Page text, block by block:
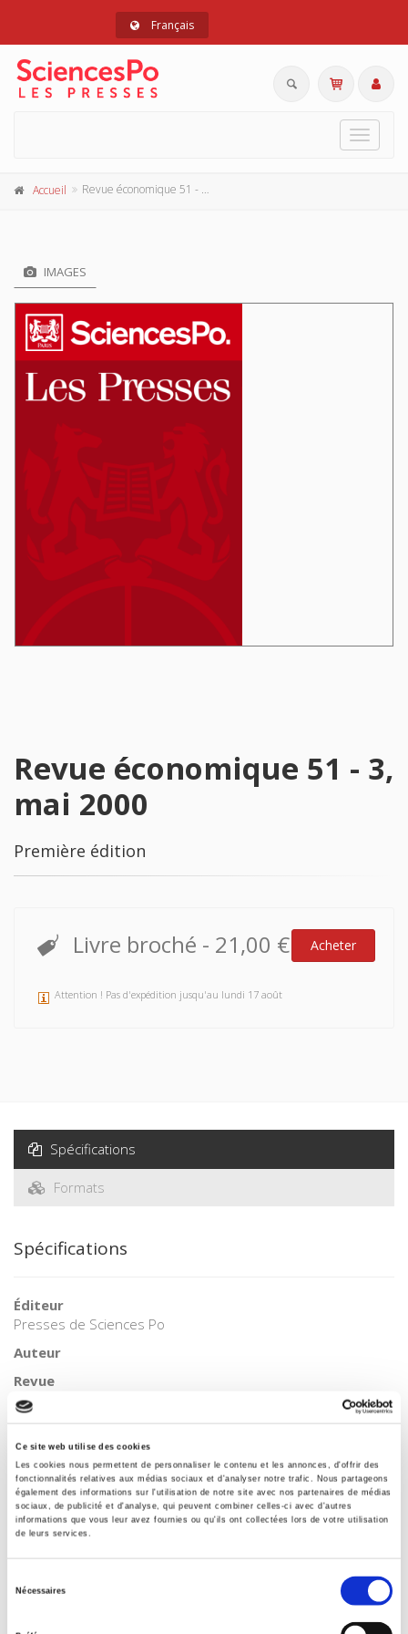
Ce site web utilise des cookies
Les cookies nous permettent de personnaliser le contenu et les annonces, d'offrir des
fonctionnalités relatives aux médias sociaux et d'analyser notre trafic. Nous partageons
également des informations sur l'utilisation de notre site avec nos partenaires de médias
sociaux, de publicité et d'analyse, qui peuvent combiner celles-ci avec d'autres
informations que vous leur avez fournies ou qu'ils ont collectées lors de votre utilisation
de leurs services.
Nécessaires
Français
Toggle
Accueil Revue économique 51 - 3, mai 2000
IMAGES
Revue économique 51 - 3,
mai 2000
Première édition
Livre broché - 21,00 € Acheter
Attention ! Pas d'expédition jusqu'au lundi 17 août
Spécifications
Formats
Spécifications
Éditeur
Presses de Sciences Po
Auteur
Revue
Revue économique
ISSN
00352764
Langue
français
BISAC Subject Heading
POL000000 POLITICAL SCIENCE
06 Professionnel et académique